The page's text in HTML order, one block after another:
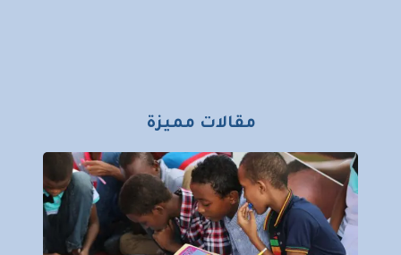
مقالات مميزة